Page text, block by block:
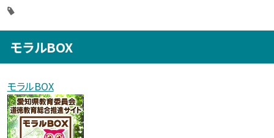
モラルBOX
モラルBOX